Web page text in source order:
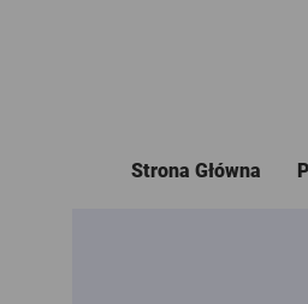
Strona Główna